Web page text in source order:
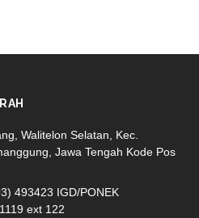
Walitelon Selatan, Kec.
Jawa Tengah Kode Pos
493423 IGD/PONEK
ext 122